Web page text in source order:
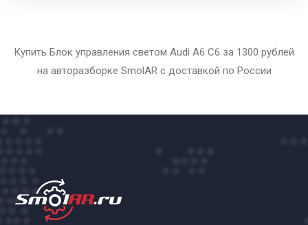
Купить Блок управления светом Audi A6 C6 за 1300 рублей
на авторазборке SmolAR с доставкой по России